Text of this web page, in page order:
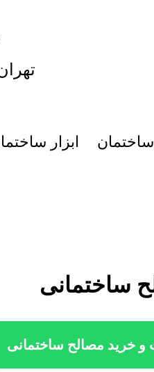
ابزار
ساختمانی
و خرید مصالح ساختمانی